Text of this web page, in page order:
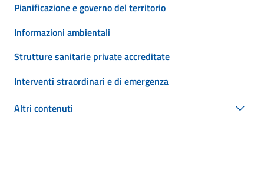
Pianificazione e governo del territorio
Informazioni ambientali
Strutture sanitarie private accreditate
Interventi straordinari e di emergenza
Altri contenuti